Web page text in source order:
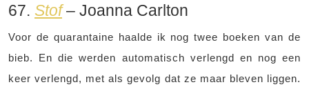
67. Stof– Joanna Carlton
Voor de quarantaine haalde ik nog twee boeken van de
bieb. En die werden automatisch verlengd en nog een
keer verlengd, met als gevolg dat ze maar bleven liggen.